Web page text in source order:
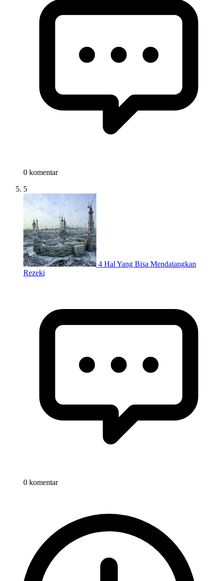
0 komentar
5
4 Hal Yang Bisa Mendatangkan
Rezeki
0 komentar